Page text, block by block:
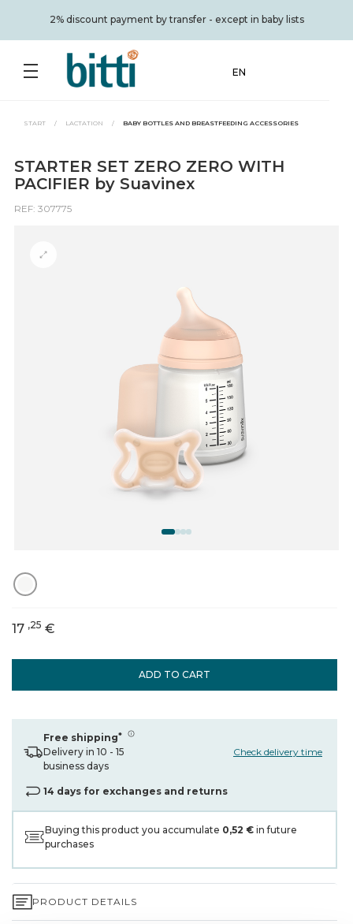
2% discount payment by transfer - except in baby lists
EN
START / LACTATION / BABY BOTTLES AND BREASTFEEDING ACCESSORIES
STARTER SET ZERO ZERO WITH
PACIFIER by Suavinex
REF: 307775
ADD TO CART
17 ,25 €
Free shipping*
Delivery in 10 - 15
business days
Check delivery time
14 days for exchanges and returns
Buying this product you accumulate 0,52 € in future
purchases
PRODUCT DETAILS